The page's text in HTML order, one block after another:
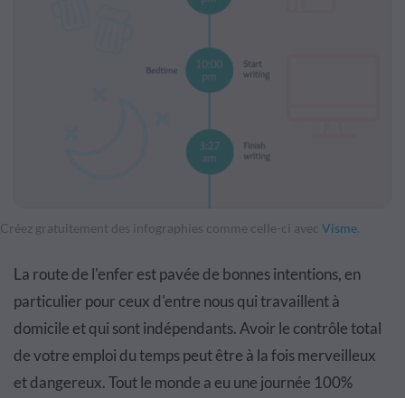
Créez gratuitement des infographies comme celle-ci avec Visme
La route de l'enfer est pavée de bonnes intentions, en
particulier pour ceux d'entre nous qui travaillent à
domicile et qui sont indépendants. Avoir le contrôle total
de votre emploi du temps peut être à la fois merveilleux
et dangereux. Tout le monde a eu une journée 100%